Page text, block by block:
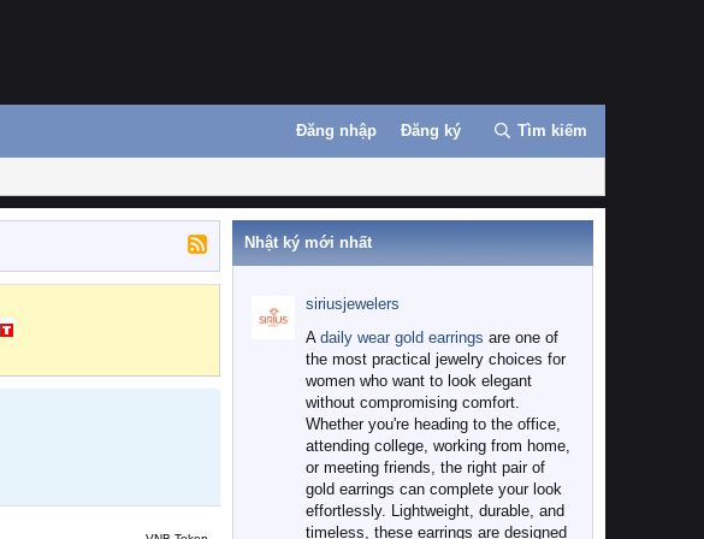
Đăng nhập Đăng ký Tìm kiếm
Nhật ký mới nhất
siriusjewelers
A daily wear gold earrings are one of
the most practical jewelry choices for
women who want to look elegant
without compromising comfort.
Whether you're heading to the office,
attending college, working from home,
or meeting friends, the right pair of
gold earrings can complete your look
effortlessly. Lightweight, durable, and
timeless, these earrings are designed